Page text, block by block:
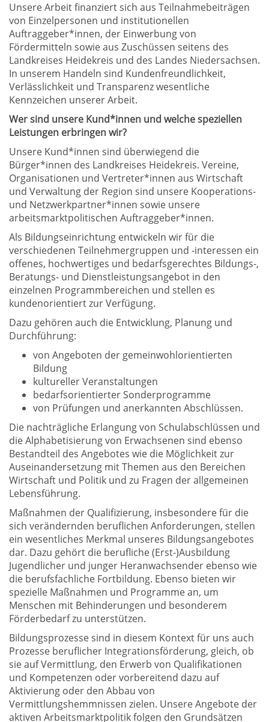
Unsere Arbeit finanziert sich aus Teilnahmebeiträgen
von Einzelpersonen und institutionellen
Auftraggeber*innen, der Einwerbung von
Fördermitteln sowie aus Zuschüssen seitens des
Landkreises Heidekreis und des Landes Niedersachsen.
In unserem Handeln sind Kundenfreundlichkeit,
Verlässlichkeit und Transparenz wesentliche
Kennzeichen unserer Arbeit.
Wer sind unsere Kund*innen und welche speziellen
Leistungen erbringen wir?
Unsere Kund*innen sind überwiegend die
Bürger*innen des Landkreises Heidekreis. Vereine,
Organisationen und Vertreter*innen aus Wirtschaft
und Verwaltung der Region sind unsere Kooperations-
und Netzwerkpartner*innen sowie unsere
arbeitsmarktpolitischen Auftraggeber*innen.
Als Bildungseinrichtung entwickeln wir für die
verschiedenen Teilnehmergruppen und -interessen ein
offenes, hochwertiges und bedarfsgerechtes Bildungs-,
Beratungs- und Dienstleistungsangebot in den
einzelnen Programmbereichen und stellen es
kundenorientiert zur Verfügung.
Dazu gehören auch die Entwicklung, Planung und
Durchführung:
von Angeboten der gemeinwohlorientierten
Bildung
kultureller Veranstaltungen
bedarfsorientierter Sonderprogramme
von Prüfungen und anerkannten Abschlüssen.
Die nachträgliche Erlangung von Schulabschlüssen und
die Alphabetisierung von Erwachsenen sind ebenso
Bestandteil des Angebotes wie die Möglichkeit zur
Auseinandersetzung mit Themen aus den Bereichen
Wirtschaft und Politik und zu Fragen der allgemeinen
Lebensführung.
Maßnahmen der Qualifizierung, insbesondere für die
sich verändernden beruflichen Anforderungen, stellen
ein wesentliches Merkmal unseres Bildungsangebotes
dar. Dazu gehört die berufliche (Erst-)Ausbildung
Jugendlicher und junger Heranwachsender ebenso wie
die berufsfachliche Fortbildung. Ebenso bieten wir
spezielle Maßnahmen und Programme an, um
Menschen mit Behinderungen und besonderem
Förderbedarf zu unterstützen.
Bildungsprozesse sind in diesem Kontext für uns auch
Prozesse beruflicher Integrationsförderung, gleich, ob
sie auf Vermittlung, den Erwerb von Qualifikationen
und Kompetenzen oder vorbereitend dazu auf
Aktivierung oder den Abbau von
Vermittlungshemmnissen zielen. Unsere Angebote der
aktiven Arbeitsmarktpolitik folgen den Grundsätzen